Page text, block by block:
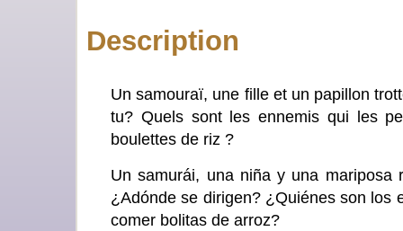
Description
Un samouraï, une fille et un papillon
tu? Quels sont les ennemis qui les
boulettes de riz ?
Un samurái, una niña y una mariposa
¿Adónde se dirigen? ¿Quiénes son los
comer bolitas de arroz?